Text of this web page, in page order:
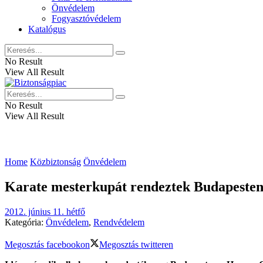
Önvédelem
Fogyasztóvédelem
Katalógus
No Result
View All Result
No Result
View All Result
Home Közbiztonság Önvédelem
Karate mesterkupát rendeztek Budapesten
2012. június 11. hétfő
Kategória: Önvédelem, Rendvédelem
Megosztás facebookon
Megosztás twitteren